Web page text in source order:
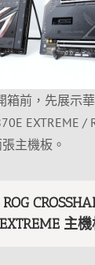
箱前，先展示華
EXTREME /
主機板。
EXTREME 主機